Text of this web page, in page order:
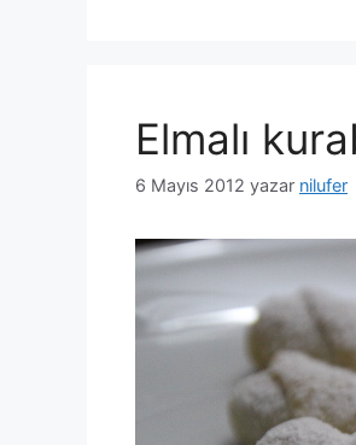
Elmalı
6 Mayıs 2012 yazar nilufer